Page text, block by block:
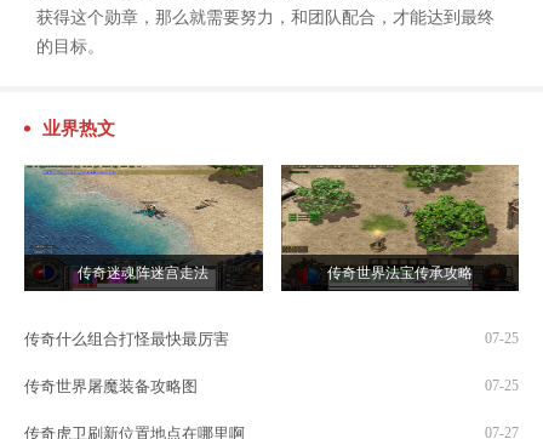
获得这个勋章，那么就需要努力，和团队配合，才能达到最终
的目标。
业界热文
传奇迷魂阵迷宫走法 传奇世界法宝传承攻略
传奇什么组合打怪最快最厉害 07-25
传奇世界屠魔装备攻略图 07-25
传奇虎卫刷新位置地点在哪里啊 07-27